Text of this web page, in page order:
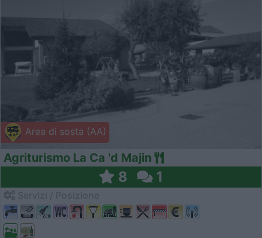
Area di sosta (AA)
Agriturismo La Ca 'd Majin
8 1